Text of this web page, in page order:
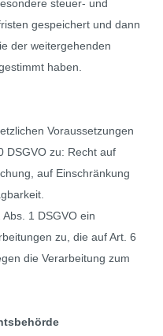
steuer- und
gespeichert und dann
der weitergehenden
haben.
Voraussetzungen
DSGVO zu: Recht auf
auf Einschränkung
1 DSGVO ein
zu, die auf Art. 6
die Verarbeitung zum